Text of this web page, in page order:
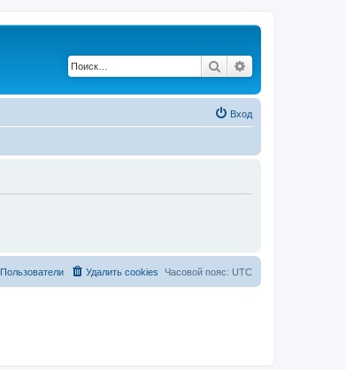
Поиск
Вход
Часовой пояс: UTC
Удалить cookies
Пользователи